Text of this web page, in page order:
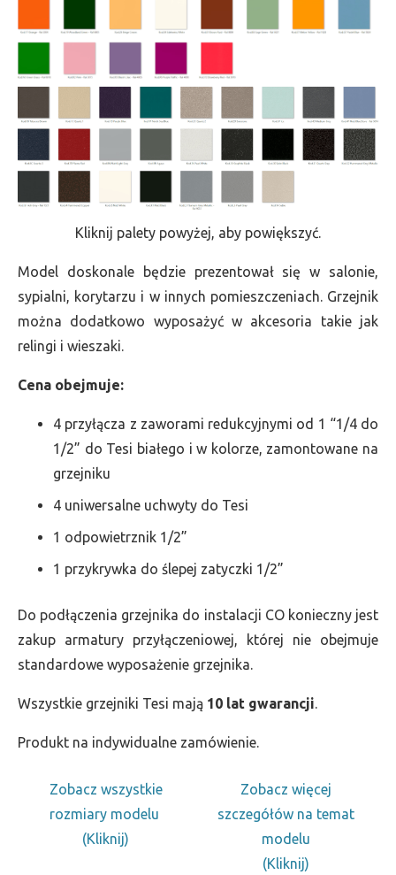
Kliknij palety powyżej, aby powiększyć.
Model doskonale będzie prezentował się w salonie,
sypialni, korytarzu i w innych pomieszczeniach. Grzejnik
można dodatkowo wyposażyć w akcesoria takie jak
relingi i wieszaki.
Cena obejmuje:
4 przyłącza z zaworami redukcyjnymi od 1 “1/4 do
1/2” do Tesi białego i w kolorze, zamontowane na
grzejniku
4 uniwersalne uchwyty do Tesi
1 odpowietrznik 1/2”
1 przykrywka do ślepej zatyczki 1/2”
Do podłączenia grzejnika do instalacji CO konieczny jest
zakup armatury przyłączeniowej, której nie obejmuje
standardowe wyposażenie grzejnika.
Wszystkie grzejniki Tesi mają 10 lat gwarancji.
Produkt na indywidualne zamówienie.
Zobacz wszystkie
rozmiary modelu
(Kliknij)
Zobacz więcej
szczegółów na temat
modelu
(Kliknij)